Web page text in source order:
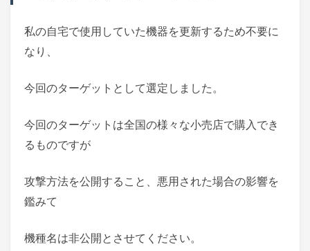
私の自宅で使用していた機器を更新するため不要に
なり、
今回のターゲットとして選定しました。
今回のターゲットは全国の様々な小売店で購入でき
るものですが
攻撃方法を公開すること、悪用された場合の影響を
鑑みて
機種名は非公開とさせてください。